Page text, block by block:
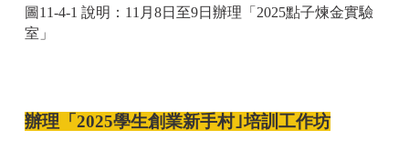
圖11-4-1 說明：11月8日至9日辦理「2025點子煉金實驗
室」
辦理「2025學生創業新手村｣培訓工作坊